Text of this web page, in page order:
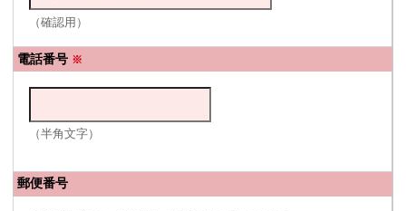
（確認用）
電話番号 ※
（半角文字）
郵便番号